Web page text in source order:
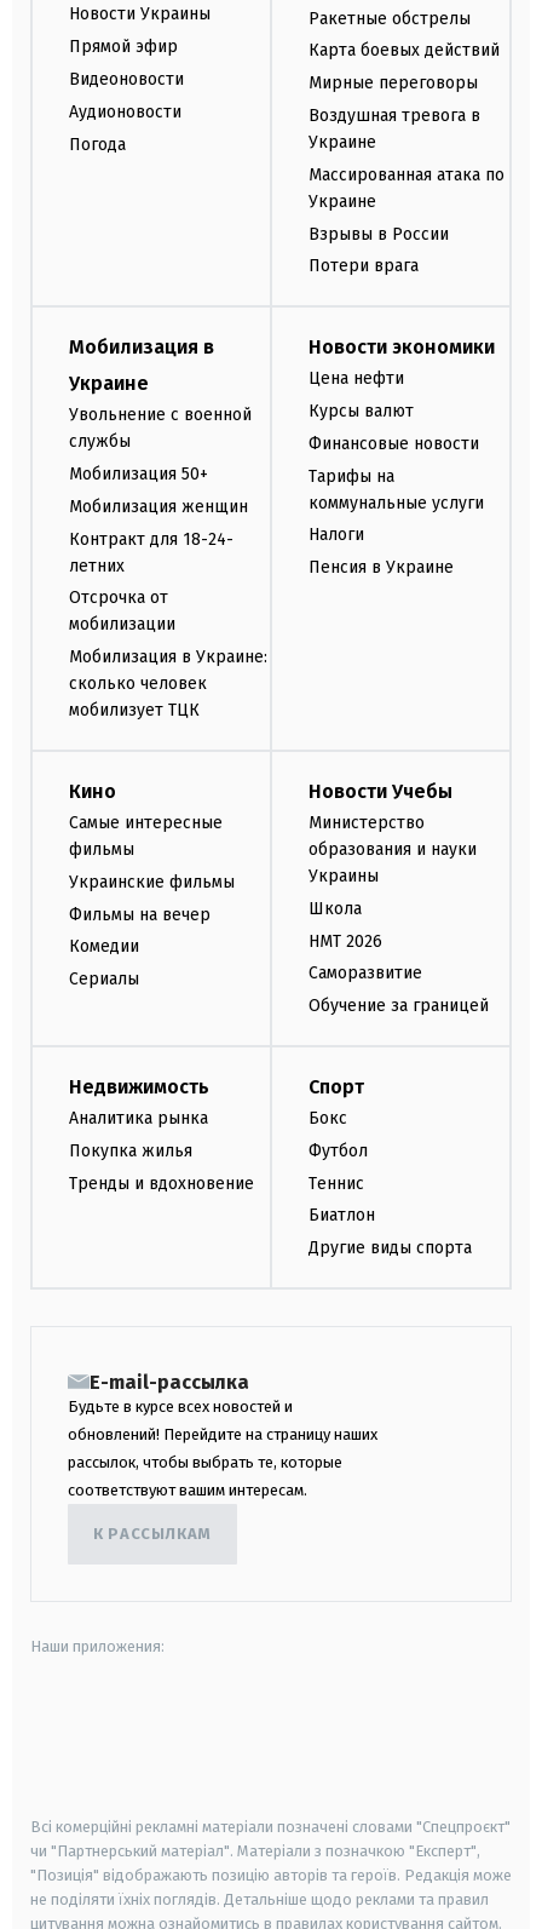
Новости Украины
Прямой эфир
Видеоновости
Аудионовости
Погода
Ракетные обстрелы
Карта боевых действий
Мирные переговоры
Воздушная тревога в
Украине
Массированная атака по
Украине
Взрывы в России
Потери врага
Мобилизация в
Украине
Увольнение с военной
службы
Мобилизация 50+
Мобилизация женщин
Контракт для 18-24-
летних
Отсрочка от
мобилизации
Мобилизация в Украине:
сколько человек
мобилизует ТЦК
Новости экономики
Цена нефти
Курсы валют
Финансовые новости
Тарифы на
коммунальные услуги
Налоги
Пенсия в Украине
Кино
Самые интересные
фильмы
Украинские фильмы
Фильмы на вечер
Комедии
Сериалы
Новости Учебы
Министерство
образования и науки
Украины
Школа
НМТ 2026
Саморазвитие
Обучение за границей
Недвижимость
Аналитика рынка
Покупка жилья
Тренды и вдохновение
Спорт
Бокс
Футбол
Теннис
Биатлон
Другие виды спорта
E-mail-рассылка
Будьте в курсе всех новостей и
обновлений! Перейдите на страницу наших
рассылок, чтобы выбрать те, которые
соответствуют вашим интересам.
К РАССЫЛКАМ
Наши приложения:
Всі комерційні рекламні матеріали позначені словами "Спецпроєкт"
чи "Партнерський матеріал". Матеріали з позначкою "Експерт",
"Позиція" відображають позицію авторів та героїв. Редакція може
не поділяти їхніх поглядів. Детальніше щодо реклами та правил
цитування можна ознайомитись в правилах користування сайтом.